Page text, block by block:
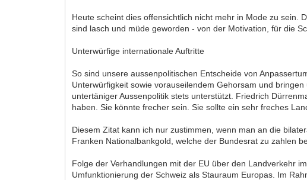
Heute scheint dies offensichtlich nicht mehr in Mode zu sein.
sind lasch und müde geworden - von der Motivation, für die
Unterwürfige internationale Auftritte
So sind unsere aussenpolitischen Entscheide von
Unterwürfigkeit sowie vorauseilendem Gehorsam und
untertäniger Aussenpolitik stets unterstützt. Friedrich
haben. Sie könnte frecher sein. Sie sollte ein sehr freches
Diesem Zitat kann ich nur zustimmen, wenn man an die
Franken Nationalbankgold, welche der Bundesrat zu zahlen
Folge der Verhandlungen mit der EU über den Landverkehr
Umfunktionierung der Schweiz als Stauraum Europas. Im